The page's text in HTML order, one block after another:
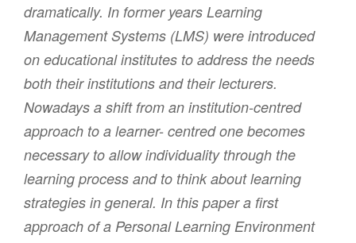
dramatically. In former years Learning
Management Systems (LMS) were introduced
on educational institutes to address the needs
both their institutions and their lecturers.
Nowadays a shift from an institution-centred
approach to a learner- centred one becomes
necessary to allow individuality through the
learning process and to think about learning
strategies in general. In this paper a first
approach of a Personal Learning Environment